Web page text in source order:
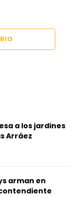
a los jardines
Arráez
arman en